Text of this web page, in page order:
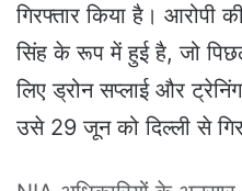
गिरफ्तार किया है। आरोपी
सिंह के रूप में हुई है, जो
लिए ड्रोन सप्लाई और
उसे 29 जून को दिल्ली से